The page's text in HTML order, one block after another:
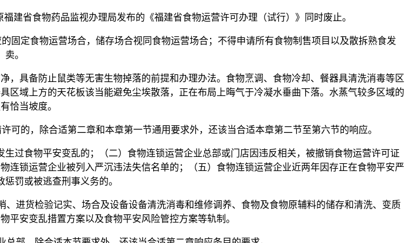
省食物药品监视办理局发布的《福建省食物运营许可办理（试行）》同时废止。
定食物运营场合，储存场合视同食物运营场合；不得申请所有食物制售项目以及散拆熟食发
卖。
具备防止鼠类等无害生物掉落的前提和办理办法。食物烹调、食物冷却、餐器具清洗消毒等区
域上方的天花板该当能避免尘埃散落，正在布局上晦气于冷凝水垂曲下落。水蒸气较多区域的
恰当坡度。
的，除合适第二章和本章第一节通用要求外，还该当合适本章第二节至第六节的响应。
食物平安变乱的；（二）食物连锁运营企业总部或门店因违反相关，被撤销食物运营许可证
锁运营企业被列入严沉违法失信名单的；（五）食物连锁运营企业近两年因存正在食物平安严
罚或被逃查刑事义务的。
货检验记实、场合及设备设备清洗消毒和维修调养、食物及食物原辅料的储存和清洗、变质
平安变乱措置方案以及食物平安风险管控方案等轨制。